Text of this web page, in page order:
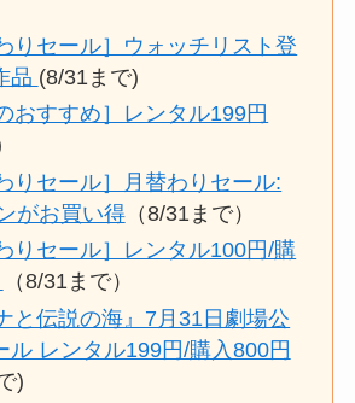
りセール］ウォッチリスト登
品 (8/31まで)
おすすめ］レンタル199円
りセール］月替わりセール:
がお買い得（8/31まで）
りセール］レンタル100円/購
（8/31まで）
と伝説の海』7月31日劇場公
ル レンタル199円/購入800円
)